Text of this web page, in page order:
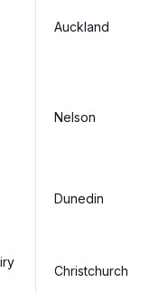
Auckland
Nelson
Dunedin
Christchurch